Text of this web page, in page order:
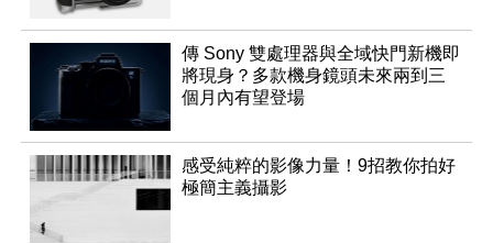
傳 Sony 雙處理器與全域快門新機即
將現身？多款機身鏡頭未來兩到三
個月內有望登場
感受純粹的影像力量！9招教你拍好
極簡主義攝影